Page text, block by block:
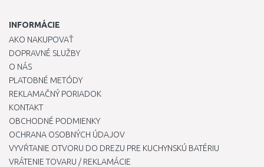
INFORMÁCIE
AKO NAKUPOVAŤ
DOPRAVNÉ SLUŽBY
O NÁS
PLATOBNÉ METÓDY
REKLAMAČNÝ PORIADOK
KONTAKT
OBCHODNÉ PODMIENKY
OCHRANA OSOBNÝCH ÚDAJOV
VYVŔTANIE OTVORU DO DREZU PRE KUCHYNSKÚ BATÉRIU
VRÁTENIE TOVARU / REKLAMÁCIE